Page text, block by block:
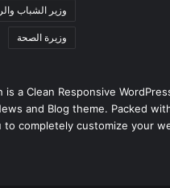
وزير الشباب
وزيرة الصحة
is a Clean Responsive
and Blog theme. Packed
to completely customize your